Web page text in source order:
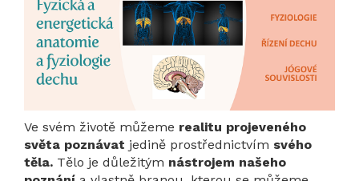
Ve svém životě můžeme realitu projeveného
světa poznávat jedině prostřednictvím svého
těla. Tělo je důležitým nástrojem našeho